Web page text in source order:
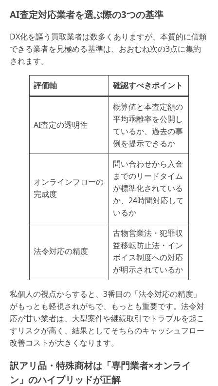
AI査定対応業者を選ぶ際の3つの基準
DX化を謳う買取業者は数多くありますが、本質的に信頼
できる業者を見極める基準は、おおむね次の3点に集約
されます。
評価軸 確認すべきポイント
AI査定の透明性
概算値と本査定額の
平均乖離率を公開し
ているか、過去の事
例を提示できるか
オンラインフローの
完成度
問い合わせから入金
までのリードタイム
が標準化されている
か、24時間対応して
いるか
法令対応の精度
古物営業法・犯罪収
益移転防止法・イン
ボイス制度への対応
が明示されているか
私個人の視点からすると、3番目の「法令対応の精度」
がもっとも軽視されがちで、もっとも重要です。法令対
応が甘い業者は、大型案件や継続取引でトラブルを起こ
すリスクが高く、結果としてそちらのキャッシュフロー
改善コストが大きくなります。
訳アリ品・特殊商材は「専門業者×オンライ
ン」のハイブリッドが正解